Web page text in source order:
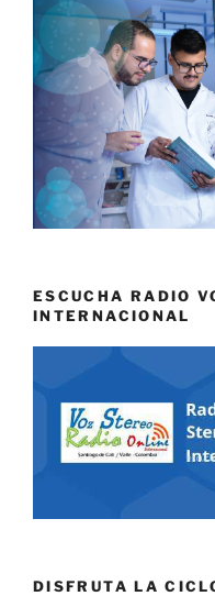
ESCUCHA RADIO
INTERNACIONAL
DISFRUTA LA